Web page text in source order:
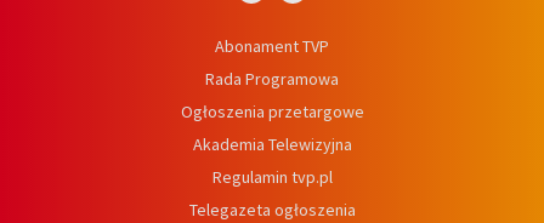
Abonament TVP
Rada Programowa
Ogłoszenia przetargowe
Akademia Telewizyjna
Regulamin tvp.pl
Telegazeta ogłoszenia